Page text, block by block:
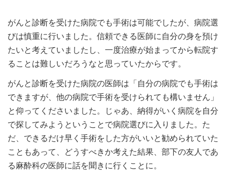
がんと診断を受けた病院でも手術は可能でしたが、病院選
びは慎重に行いました。信頼できる医師に自分の身を預け
たいと考えていましたし、一度治療が始まってから転院す
ることは難しいだろうなと思っていたからです。
がんと診断を受けた病院の医師は「自分の病院でも手術は
できますが、他の病院で手術を受けられても構いません」
と仰ってくださいました。じゃあ、納得がいく病院を自分
で探してみようということで病院選びに入りました。た
だ、できるだけ早く手術をした方がいいと勧められていた
こともあって、どうすべきか考えた結果、部下の友人であ
る麻酔科の医師に話を聞きに行くことに。